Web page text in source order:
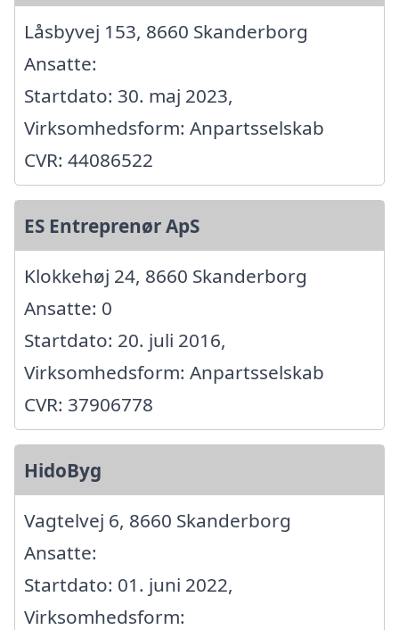
Låsbyvej 153, 8660 Skanderborg
Ansatte:
Startdato: 30. maj 2023,
Virksomhedsform: Anpartsselskab
CVR: 44086522
ES Entreprenør ApS
Klokkehøj 24, 8660 Skanderborg
Ansatte: 0
Startdato: 20. juli 2016,
Virksomhedsform: Anpartsselskab
CVR: 37906778
HidoByg
Vagtelvej 6, 8660 Skanderborg
Ansatte:
Startdato: 01. juni 2022,
Virksomhedsform: